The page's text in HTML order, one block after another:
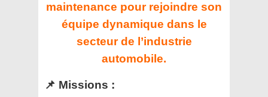
maintenance pour rejoindre son
équipe dynamique dans le
secteur de l’industrie
automobile.
📌 Missions :